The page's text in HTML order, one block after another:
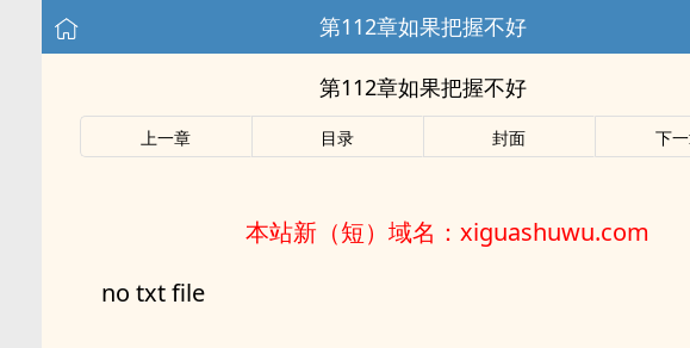
第112章如果把握不好
第112章如果把握不好
上一章 目录 封面 下
本站新（短）域名：xiguashuwu.com
no txt file